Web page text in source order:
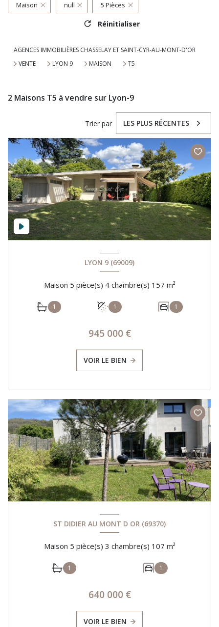
Maison null 5 Pièces
Réinitialiser
AGENCES IMMOBILIÈRES CHASSELAY ET SAINT-CYR-AU-MONT-D'OR
VENTE
LYON 9 MAISON T5
2 Maisons T5 à vendre sur Lyon-9
Trier par LES PLUS RÉCENTES
LYON 9 (69009)
Maison 5 pièce(s) 4 chambre(s) 157 m²
1 1 1
945 000 €
VOIR LE BIEN
ST DIDIER AU MONT D OR (69370)
Maison 5 pièce(s) 3 chambre(s) 107 m²
1 1
640 000 €
VOIR LE BIEN